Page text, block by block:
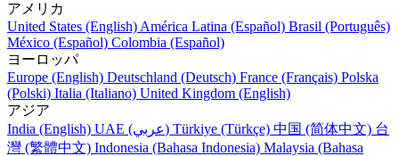
アメリカ
United States (English) América Latina (Español) Brasil (Português)
México (Español) Colombia (Español)
ヨーロッパ
Europe (English) Deutschland (Deutsch) France (Français) Polska
(Polski) Italia (Italiano) United Kingdom (English)
アジア
India (English)
UAE (عربي) Türkiye (Türkçe) 中国 (简体中文) 台
灣 (繁體中文) Indonesia (Bahasa Indonesia) Malaysia (Bahasa